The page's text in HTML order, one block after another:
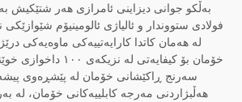
بەڵكو جوانی دیزاینی ئامرازی هەر شتێكیش
فولادی ستووندار و ئالیاژی ئالومینیۆم
لە هەمان كاتدا كارایەتییەكی ماوەیەكی
خۆمان بۆ كیفایەتی لە
سەرنج ڕاکێشانی خۆمان لە پێشڕەوی
هەڵبژاردنی مەرجە كابلییەكانی خۆمان، لە